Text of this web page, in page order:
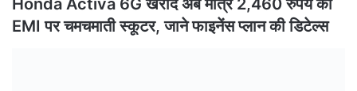
Honda Activa 6G खरीदे अब मात्र 2,460 रुपये की
EMI पर चमचमाती स्कूटर, जाने फाइनेंस प्लान की डिटेल्स